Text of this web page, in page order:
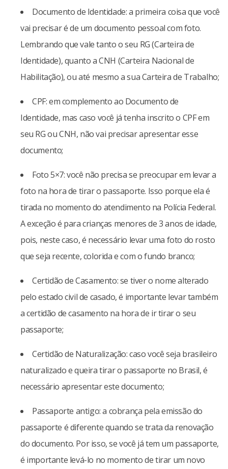
Documento de Identidade: a primeira coisa que você
vai precisar é de um documento pessoal com foto.
Lembrando que vale tanto o seu RG (Carteira de
Identidade), quanto a CNH (Carteira Nacional de
Habilitação), ou até mesmo a sua Carteira de Trabalho;
CPF: em complemento ao Documento de
Identidade, mas caso você já tenha inscrito o CPF em
seu RG ou CNH, não vai precisar apresentar esse
documento;
Foto 5×7: você não precisa se preocupar em levar a
foto na hora de tirar o passaporte. Isso porque ela é
tirada no momento do atendimento na Polícia Federal.
A exceção é para crianças menores de 3 anos de idade,
pois, neste caso, é necessário levar uma foto do rosto
que seja recente, colorida e com o fundo branco;
Certidão de Casamento: se tiver o nome alterado
pelo estado civil de casado, é importante levar também
a certidão de casamento na hora de ir tirar o seu
passaporte;
Certidão de Naturalização: caso você seja brasileiro
naturalizado e queira tirar o passaporte no Brasil, é
necessário apresentar este documento;
Passaporte antigo: a cobrança pela emissão do
passaporte é diferente quando se trata da renovação
do documento. Por isso, se você já tem um passaporte,
é importante levá-lo no momento de tirar um novo